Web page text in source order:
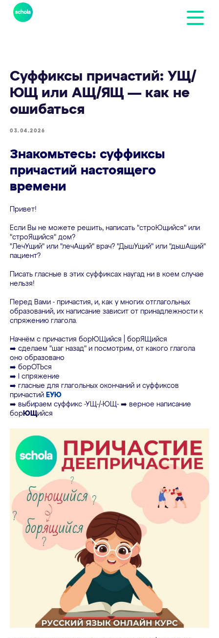
Суффиксы причастий: УЩ/
ЮЩ или АЩ/ЯЩ — как не
ошибаться
03.04.2026
Знакомьтесь: суффиксы
причастий настоящего
времени
Привет!
Если Вы не можете решить, написать "строЮщийся" или
"строЯщийся" дом?
"ЛечУщий" или "лечАщий" врач? "ДышУщий" или "дышАщий"
пациент?
Писать гласные в этих суффиксах наугад ни в коем случае
нельзя!
Перед Вами - причастия, и, как у многих отглагольных
образований, их написание зависит от принадлежности к
спряжению глагола.
Начнём с причастия борЮЩийся | борЯЩийся
➡️ сделаем "шаг назад" и посмотрим, от какого глагола
оно образовано
➡️ борОТЬся
➡️ I спряжение
➡️ гласные для глагольных окончаний и суффиксов
причастий ЕУЮ
➡️ выбираем суффикс -УЩ-/-ЮЩ- ➡️ верное написание
бор ЮЩийся